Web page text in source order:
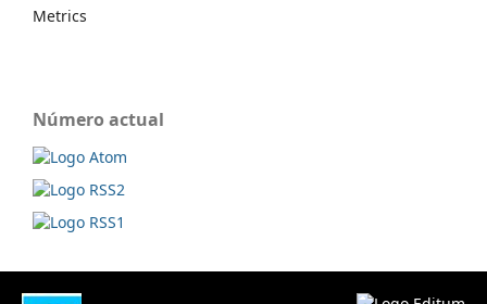
Metrics
Número actual